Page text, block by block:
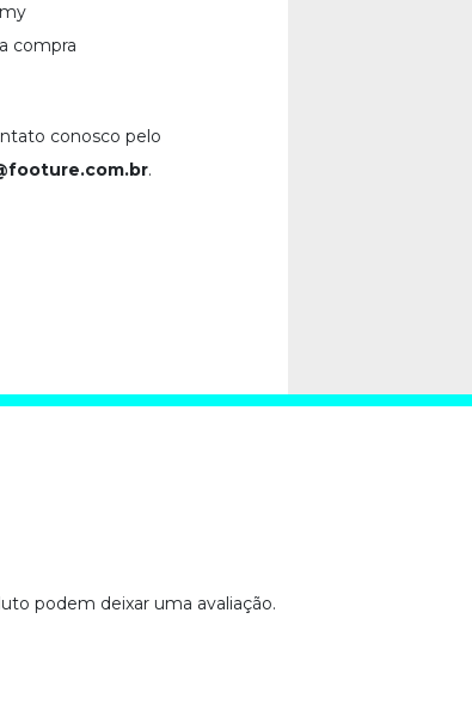
compra
conosco pelo
.
podem deixar uma avaliação.